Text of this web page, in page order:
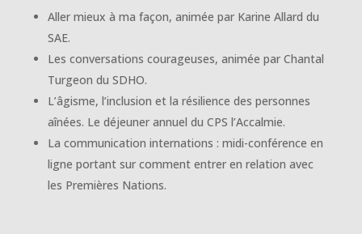
Aller mieux à ma façon, animée par Karine Allard du
SAE.
Les conversations courageuses, animée par Chantal
Turgeon du SDHO.
L’âgisme, l’inclusion et la résilience des personnes
aînées. Le déjeuner annuel du CPS l’Accalmie.
La communication internations : midi-conférence en
ligne portant sur comment entrer en relation avec
les Premières Nations.